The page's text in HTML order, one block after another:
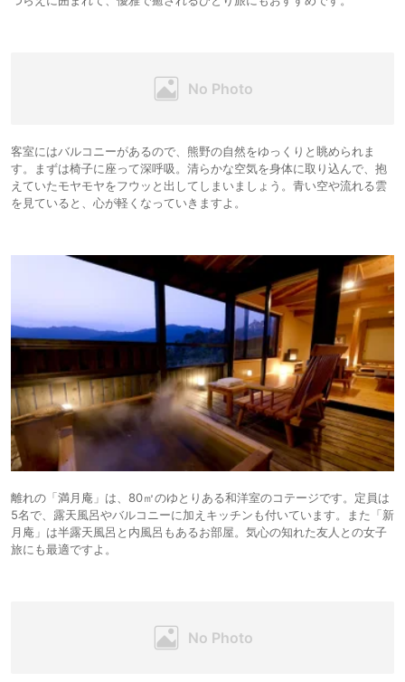
客室にはバルコニーがあるので、熊野の自然をゆっくりと眺められま
す。まずは椅子に座って深呼吸。清らかな空気を身体に取り込んで、抱
えていたモヤモヤをフウッと出してしまいましょう。青い空や流れる雲
を見ていると、心が軽くなっていきますよ。
離れの「満月庵」は、80㎡のゆとりある和洋室のコテージです。定員は
5名で、露天風呂やバルコニーに加えキッチンも付いています。また「新
月庵」は半露天風呂と内風呂もあるお部屋。気心の知れた友人との女子
旅にも最適ですよ。